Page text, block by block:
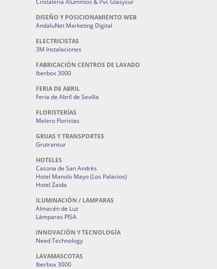
Cristaleria Aluminios & Pvc Glasysur
DISEÑO Y POSICIONAMIENTO WEB
AndaluNet Marketing Digital
ELECTRICISTAS
3M Instalaciones
FABRICACIÓN CENTROS DE LAVADO
Iberbox 3000
FERIA DE ABRIL
Feria de Abril de Sevilla
FLORISTERÍAS
Melero Floristas
GRUAS Y TRANSPORTES
Grutransur
HOTELES
Casona de San Andrés
Hotel Manolo Mayo (Los Palacios)
Hotel Zaida
ILUMINACIÓN / LAMPARAS
Almacén de Luz
Lámparas PISA
INNOVACIÓN Y TECNOLOGÍA
Need Technology
LAVAMASCOTAS
Iberbox 3000